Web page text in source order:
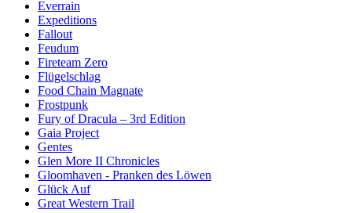
Everrain
Expeditions
Fallout
Feudum
Fireteam Zero
Flügelschlag
Food Chain Magnate
Frostpunk
Fury of Dracula – 3rd Edition
Gaia Project
Gentes
Glen More II Chronicles
Gloomhaven - Pranken des Löwen
Glück Auf
Great Western Trail